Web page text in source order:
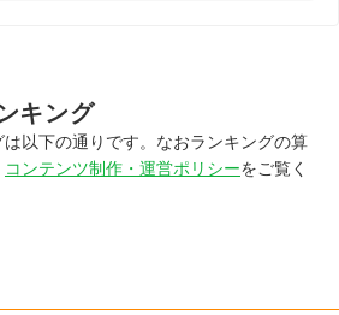
キング
以下の通りです。なおランキングの算
コンテンツ制作・運営ポリシーをご覧く